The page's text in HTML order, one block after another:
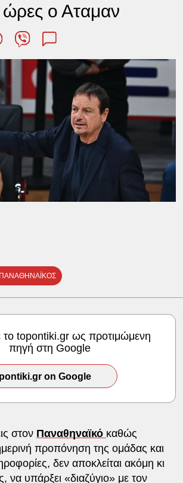
ο Αταμαν
το topontiki.gr ως προτιμώμενη
πηγή στη Google
on Google
στον Παναθηναϊκό καθώς
προπόνηση της ομάδας και
δεν αποκλείται ακόμη κι
να υπάρξει «διαζύγιο» με τον